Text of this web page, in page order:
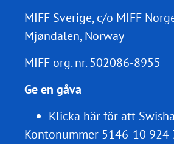
MIFF Sverige, c/o MIFF
Mjøndalen, Norway
MIFF org. nr.502086-8955
Ge en gåva
Klicka här för att
Kontonummer 5146-10 924